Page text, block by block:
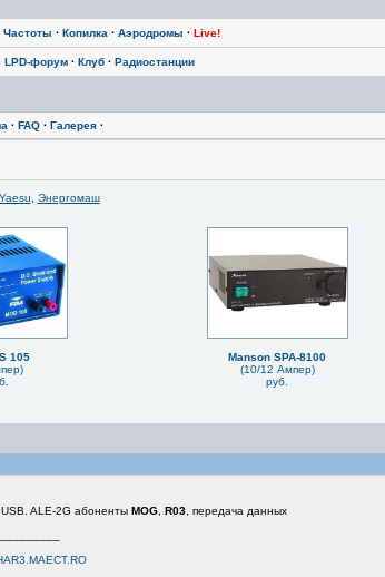
Частоты · Копилка · Аэродромы · Live!
LPD-форум· Клуб· Радиостанции
· FAQ· Галерея·
Yaesu Энергомаш
105
Manson SPA-8100
(10/12 Ампер)
руб.
ALE-2G абоненты MOG, R03, передача данных